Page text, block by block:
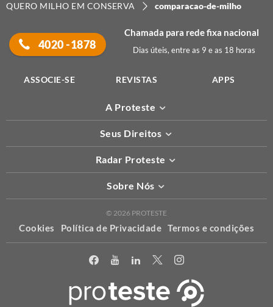
QUERO MILHO EM CONSERVA
comparacao-de-milho
4020 -1878
Chamada para rede fixa nacional
Dias úteis, entre as 9 e as 18 horas
ASSOCIE-SE REVISTAS APPS
A Proteste
Seus Direitos
Radar Proteste
Sobre Nós
© 2026 PROTESTE
Cookies Política de Privacidade Termos e condições